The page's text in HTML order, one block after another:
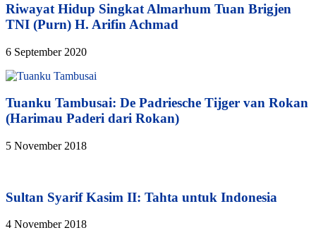
Riwayat Hidup Singkat Almarhum Tuan Brigjen
TNI (Purn) H. Arifin Achmad
6 September 2020
Tuanku Tambusai: De Padriesche Tijger van Rokan
(Harimau Paderi dari Rokan)
5 November 2018
Sultan Syarif Kasim II: Tahta untuk Indonesia
4 November 2018